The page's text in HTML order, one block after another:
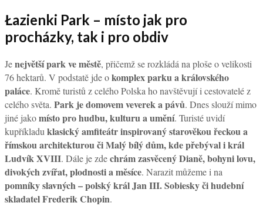
Łazienki Park – místo jak pro
procházky, tak i pro obdiv
Jenejvětší park ve městě, přičemž se rozkládá na ploše o velikosti
76 hektarů. V podstatě jde okomplex parku a královského
paláce. Kromě turistů z celého Polska ho navštěvují i cestovatelé z
celého světa. Park je domovem veverek a pávů. Dnes slouží mimo
jiné jakomísto pro hudbu, kulturu a umění. Turisté uvidí
kupříkladu klasický amfiteátr inspirovaný starověkou řeckou a
římskou architekturou či Malý bílý dům, kde přebýval i král
Ludvík XVIII. Dále je zdechrám zasvěcený Dianě, bohyni lovu,
divokých zvířat, plodnosti a měsíce. Narazit můžeme i na
pomníky slavných – polský král Jan III. Sobiesky či hudební
skladatel Frederik Chopin.